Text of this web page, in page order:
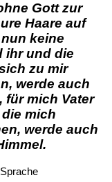
Gott zur
Haare auf
keine
ihr und die
zu mir
werde auch
für mich Vater
mich
werde auch